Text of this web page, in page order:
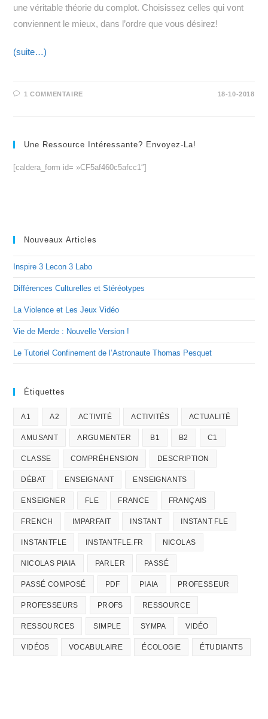
une véritable théorie du complot. Choisissez celles qui vont
conviennent le mieux, dans l’ordre que vous désirez!
(suite…)
1 COMMENTAIRE 18-10-2018
Une Ressource Intéressante? Envoyez-La!
[caldera_form id= »CF5af460c5afcc1″]
Nouveaux Articles
Inspire 3 Lecon 3 Labo
Différences Culturelles et Stéréotypes
La Violence et Les Jeux Vidéo
Vie de Merde : Nouvelle Version !
Le Tutoriel Confinement de l’Astronaute Thomas Pesquet
Étiquettes
A1 A2 ACTIVITÉ ACTIVITÉS ACTUALITÉ
AMUSANT ARGUMENTER B1 B2 C1
CLASSE COMPRÉHENSION DESCRIPTION
DÉBAT ENSEIGNANT ENSEIGNANTS
ENSEIGNER FLE FRANCE FRANÇAIS
FRENCH IMPARFAIT INSTANT INSTANT FLE
INSTANTFLE INSTANTFLE.FR NICOLAS
NICOLAS PIAIA PARLER PASSÉ
PASSÉ COMPOSÉ PDF PIAIA PROFESSEUR
PROFESSEURS PROFS RESSOURCE
RESSOURCES SIMPLE SYMPA VIDÉO
VIDÉOS VOCABULAIRE ÉCOLOGIE ÉTUDIANTS